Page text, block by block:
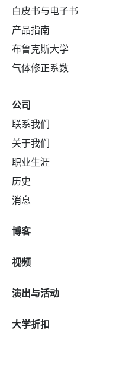
白皮书与电子书
产品指南
布鲁克斯大学
气体修正系数
公司
联系我们
关于我们
职业生涯
历史
消息
博客
视频
演出与活动
大学折扣